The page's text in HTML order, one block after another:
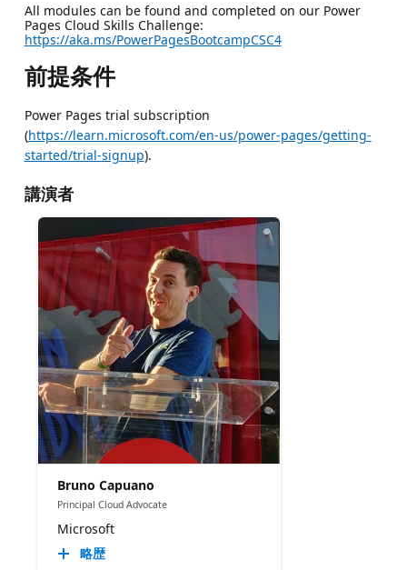
All modules can be found and completed on our Power
Pages Cloud Skills Challenge:
https://aka.ms/PowerPagesBootcampCSC4
前提条件
Power Pages trial subscription
(https://learn.microsoft.com/en-us/power-pages/getting-
started/trial-signup).
講演者
Bruno Capuano
Principal Cloud Advocate
Microsoft
略歴